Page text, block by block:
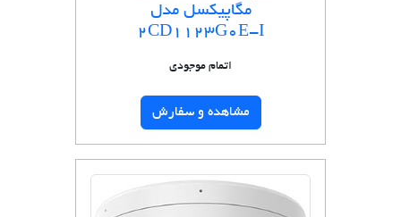
مگاپیکسل مدل
2CD1123G0E-I
اتمام موجودی
مشاهده و سفارش